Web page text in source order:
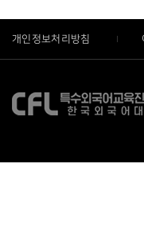
개인정보처리방침